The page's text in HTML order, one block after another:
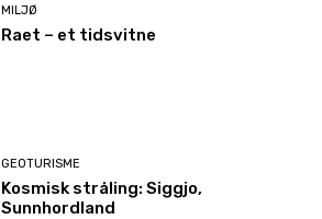
MILJØ
Raet – et tidsvitne
GEOTURISME
Kosmisk stråling: Siggjo,
Sunnhordland